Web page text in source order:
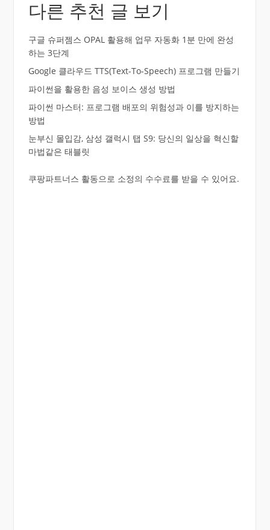
다른 추천 글 보기
구글 슈퍼젬스 OPAL 활용해 업무 자동화 1분 만에 완성
하는 3단계
Google 클라우드 TTS(Text-To-Speech) 프로그램 만들기
파이썬을 활용한 음성 보이스 생성 방법
파이썬 마스터: 프로그램 배포의 위험성과 이를 방지하는
방법
눈부신 몰입감, 삼성 갤럭시 탭 S9: 당신의 일상을 혁신할
마법같은 태블릿
쿠팡파트너스 활동으로 소정의 수수료를 받을 수 있어요.